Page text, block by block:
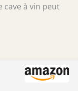
cave à vin peut